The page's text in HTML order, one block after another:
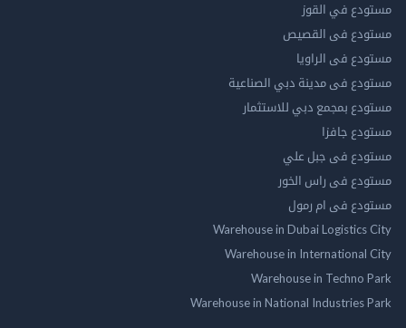
مستودع في القوز
مستودع فى القصيص
مستودع فى الراويا
مستودع فى مدينة دبي الصناعية
مستودع بمجمع دبي للاستثمار
مستودع جافزا
مستودع فى جبل علي
مستودع فى راس الخور
مستودع فى ام رمول
Warehouse in Dubai Logistics City
Warehouse in International City
Warehouse in Techno Park
Warehouse in National Industries Park